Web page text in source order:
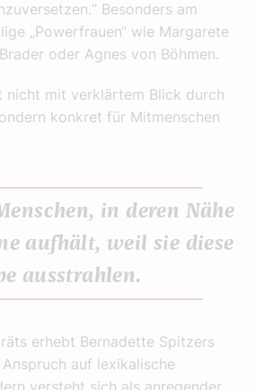
Besonders am
„Powerfrauen“ wie Margarete
oder Agnes von Böhmen.
nicht mit verklärtem Blick durch
konkret für Mitmenschen
in deren Nähe
aufhält, weil sie diese
ausstrahlen.
erhebt Bernadette Spitzers
auf lexikalische